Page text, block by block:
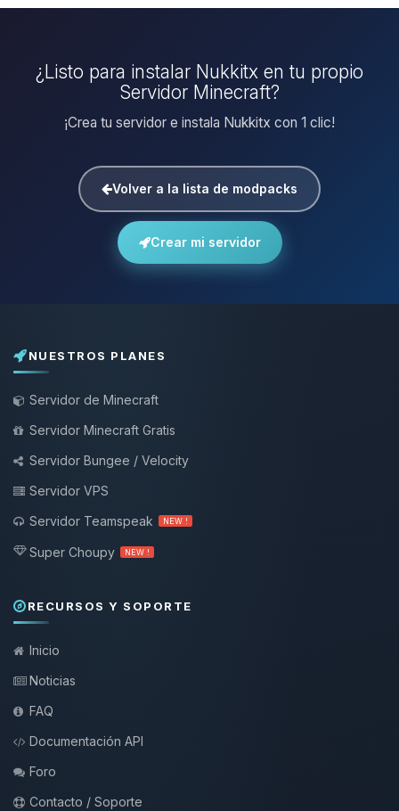
¿Listo para instalar Nukkitx en tu propio
Servidor Minecraft?
¡Crea tu servidor e instala Nukkitx con 1 clic!
Volver a la lista de modpacks
Crear mi servidor
NUESTROS PLANES
Servidor de Minecraft
Servidor Minecraft Gratis
Servidor Bungee / Velocity
Servidor VPS
Servidor Teamspeak
NEW !
Super Choupy NEW !
RECURSOS Y SOPORTE
Inicio
Noticias
FAQ
Documentación API
Foro
Contacto / Soporte